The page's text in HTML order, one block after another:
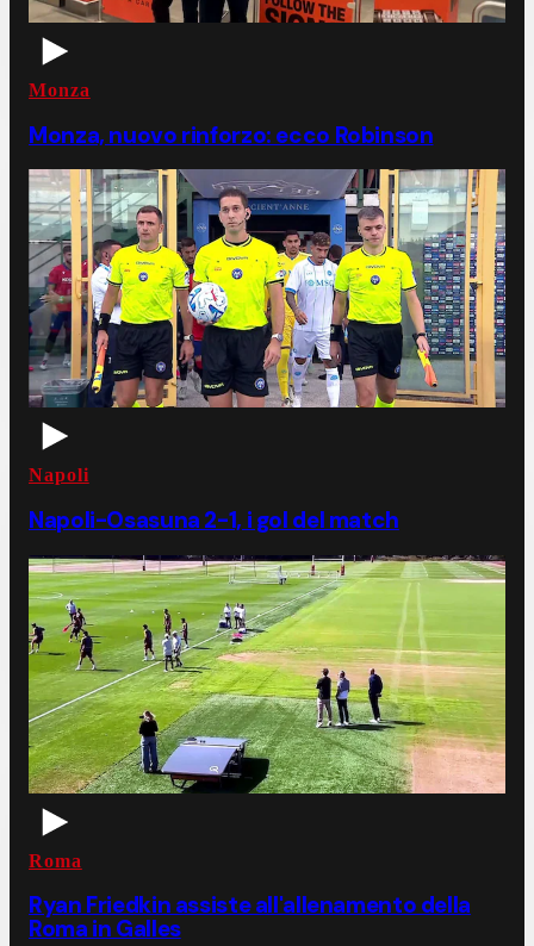
Monza
Monza, nuovo rinforzo: ecco Robinson
Napoli
Napoli-Osasuna 2-1, i gol del match
Roma
Ryan Friedkin assiste all'allenamento della
Roma in Galles